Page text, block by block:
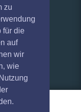
zu
für die
auf
wir
wie